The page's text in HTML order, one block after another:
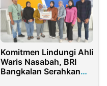
Komitmen Lindungi Ahli
Waris Nasabah, BRI
Bangkalan Serahkan